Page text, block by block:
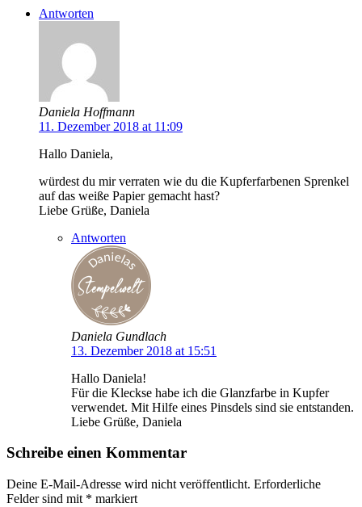
Antworten
Daniela Hoffmann
11. Dezember 2018 at 11:09
Hallo Daniela,
würdest du mir verraten wie du die Kupferfarbenen Sprenkel
auf das weiße Papier gemacht hast?
Liebe Grüße, Daniela
Antworten
Daniela Gundlach
13. Dezember 2018 at 15:51
Hallo Daniela!
Für die Kleckse habe ich die Glanzfarbe in Kupfer
verwendet. Mit Hilfe eines Pinsdels sind sie entstanden.
Liebe Grüße, Daniela
Schreibe einen Kommentar
Deine E-Mail-Adresse wird nicht veröffentlicht. Erforderliche
Felder sind mit * markiert